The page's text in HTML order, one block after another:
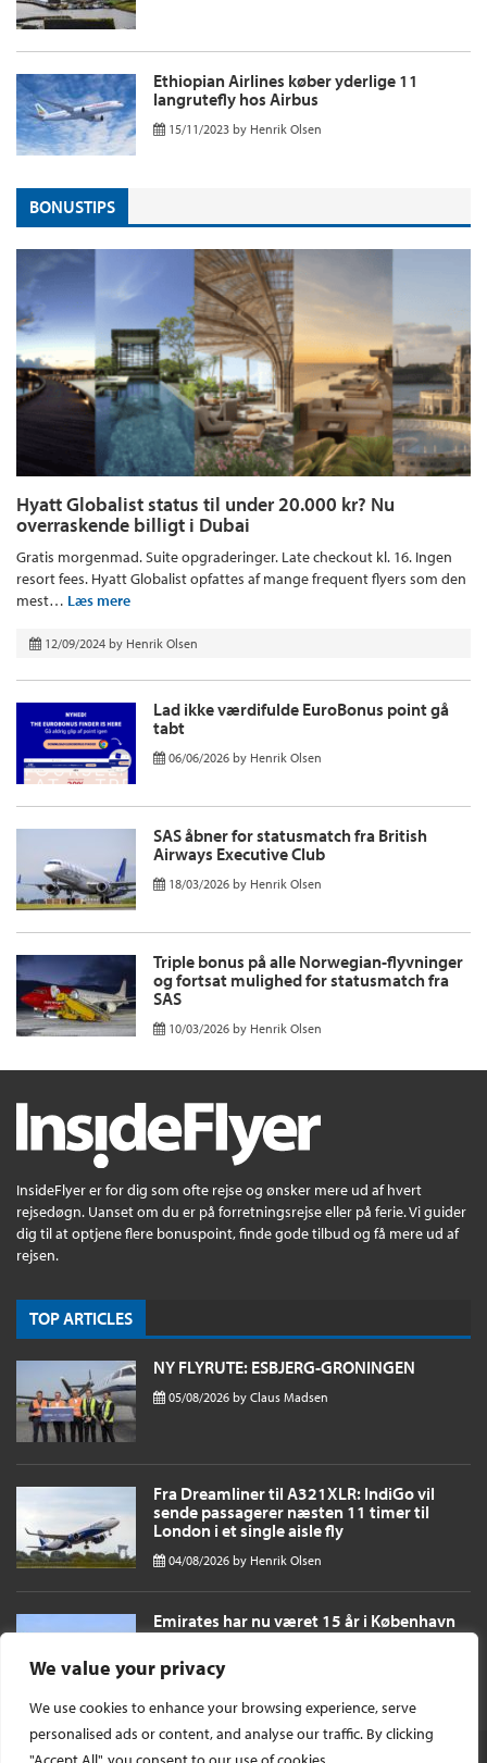
We value your privacy
We use cookies to enhance your browsing experience, serve
personalised ads or content, and analyse our traffic. By clicking
Ethiopian Airlines køber yderlige 11
langrutefly hos Airbus
15/11/2023 by Henrik Olsen
BONUSTIPS
Hyatt Globalist status til under 20.000 kr? Nu
overraskende billigt i Dubai
Gratis morgenmad. Suite opgraderinger. Late checkout kl. 16. Ingen
resort fees. Hyatt Globalist opfattes af mange frequent flyers som den
mest… Læs mere
12/09/2024 by Henrik Olsen
Lad ikke værdifulde EuroBonus point gå
tabt
06/06/2026 by Henrik Olsen
SAS åbner for statusmatch fra British
Airways Executive Club
18/03/2026 by Henrik Olsen
Triple bonus på alle Norwegian-flyvninger
og fortsat mulighed for statusmatch fra
SAS
10/03/2026 by Henrik Olsen
InsideFlyer er for dig som ofte rejse og ønsker mere ud af hvert
rejsedøgn. Uanset om du er på forretningsrejse eller på ferie. Vi guider
dig til at optjene flere bonuspoint, finde gode tilbud og få mere ud af
rejsen.
TOP ARTICLES
NY FLYRUTE: ESBJERG-GRONINGEN
05/08/2026 by Claus Madsen
Fra Dreamliner til A321XLR: IndiGo vil
sende passagerer næsten 11 timer til
London i et single aisle fly
04/08/2026 by Henrik Olsen
Emirates har nu været 15 år i København
og til oktober fordobles antallet af daglige
afgange